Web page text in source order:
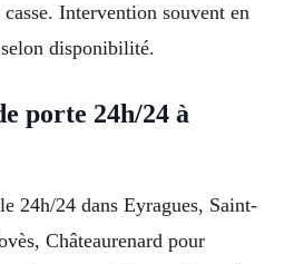
Intervention souvent en
disponibilité.
porte 24h/24 à
24h/24 dans Eyragues, Saint-
Châteaurenard pour